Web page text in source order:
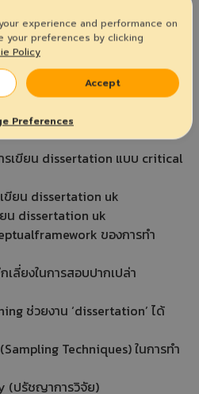
มทั้งหมด
สำหรับมือใหม่
นธ์ให้เหมาะกับงาน “dissertation”
ญญาโทและเอกต้องมีเพื่อความ
รเขียน dissertation แบบ critical
เขียน dissertation uk
ยน dissertation uk
ของการทำ
ลี่ยงในการสอบปากเปล่า
ช่วยงาน ‘dissertation’ ได้
Techniques) ในการทำ
(ปรัชญาการวิจัย)
experience and performance on
your preferences by clicking
Policy
Accept
Preferences